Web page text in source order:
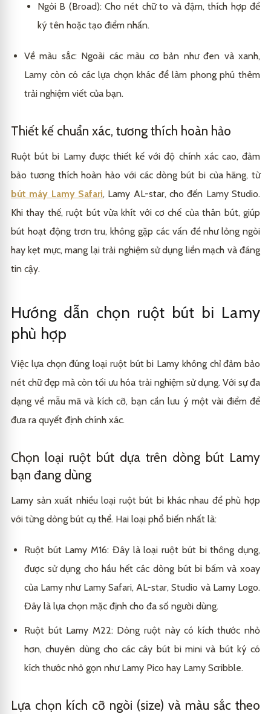
Ngòi B (Broad): Cho nét chữ to và đậm, thích hợp để
ký tên hoặc tạo điểm nhấn.
Về màu sắc: Ngoài các màu cơ bản như đen và xanh,
Lamy còn có các lựa chọn khác để làm phong phú thêm
trải nghiệm viết của bạn.
Thiết kế chuẩn xác, tương thích hoàn hảo
Ruột bút bi Lamy được thiết kế với độ chính xác cao, đảm
bảo tương thích hoàn hảo với các dòng bút bi của hãng, từ
bút máy Lamy Safari, Lamy AL-star, cho đến Lamy Studio.
Khi thay thế, ruột bút vừa khít với cơ chế của thân bút, giúp
bút hoạt động trơn tru, không gặp các vấn đề như lỏng ngòi
hay kẹt mực, mang lại trải nghiệm sử dụng liền mạch và đáng
tin cậy.
Hướng dẫn chọn ruột bút bi Lamy
phù hợp
Việc lựa chọn đúng loại ruột bút bi Lamy không chỉ đảm bảo
nét chữ đẹp mà còn tối ưu hóa trải nghiệm sử dụng. Với sự đa
dạng về mẫu mã và kích cỡ, bạn cần lưu ý một vài điểm để
đưa ra quyết định chính xác.
Chọn loại ruột bút dựa trên dòng bút Lamy
bạn đang dùng
Lamy sản xuất nhiều loại ruột bút bi khác nhau để phù hợp
với từng dòng bút cụ thể. Hai loại phổ biến nhất là:
Ruột bút Lamy M16: Đây là loại ruột bút bi thông dụng,
được sử dụng cho hầu hết các dòng bút bi bấm và xoay
của Lamy như Lamy Safari, AL-star, Studio và Lamy Logo.
Đây là lựa chọn mặc định cho đa số người dùng.
Ruột bút Lamy M22: Dòng ruột này có kích thước nhỏ
hơn, chuyên dùng cho các cây bút bi mini và bút ký có
kích thước nhỏ gọn như Lamy Pico hay Lamy Scribble.
Lựa chọn kích cỡ ngòi (size) và màu sắc theo